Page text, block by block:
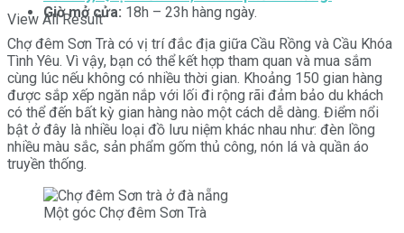
View All Result
Giờ mở cửa: 18h – 23h hàng ngày.
Chợ đêm Sơn Trà có vị trí đắc địa giữa Cầu Rồng và Cầu Khóa
Tình Yêu. Vì vậy, bạn có thể kết hợp tham quan và mua sắm
cùng lúc nếu không có nhiều thời gian. Khoảng 150 gian hàng
được sắp xếp ngăn nắp với lối đi rộng rãi đảm bảo du khách
có thể đến bất kỳ gian hàng nào một cách dễ dàng. Điểm nổi
bật ở đây là nhiều loại đồ lưu niệm khác nhau như: đèn lồng
nhiều màu sắc, sản phẩm gốm thủ công, nón lá và quần áo
truyền thống.
Một góc Chợ đêm Sơn Trà